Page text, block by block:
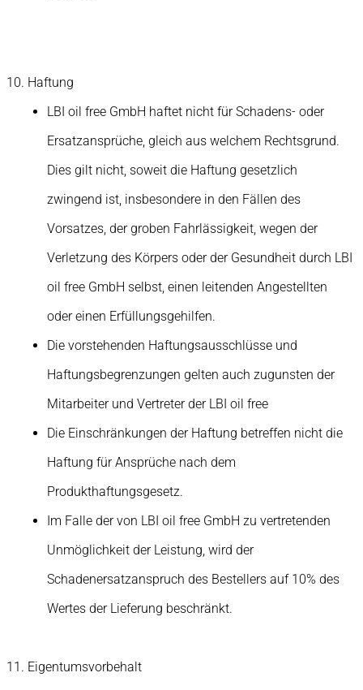
Haftung
LBI oil free GmbH haftet nicht für Schadens- oder
Ersatzansprüche, gleich aus welchem Rechtsgrund.
Dies gilt nicht, soweit die Haftung gesetzlich
zwingend ist, insbesondere in den Fällen des
Vorsatzes, der groben Fahrlässigkeit, wegen der
Verletzung des Körpers oder der Gesundheit durch LBI
oil free GmbH selbst, einen leitenden Angestellten
oder einen Erfüllungsgehilfen.
Die vorstehenden Haftungsausschlüsse und
Haftungsbegrenzungen gelten auch zugunsten der
Mitarbeiter und Vertreter der LBI oil free
Die Einschränkungen der Haftung betreffen nicht die
Haftung für Ansprüche nach dem
Produkthaftungsgesetz.
Im Falle der von LBI oil free GmbH zu vertretenden
Unmöglichkeit der Leistung, wird der
Schadenersatzanspruch des Bestellers auf 10% des
Wertes der Lieferung beschränkt.
Eigentumsvorbehalt